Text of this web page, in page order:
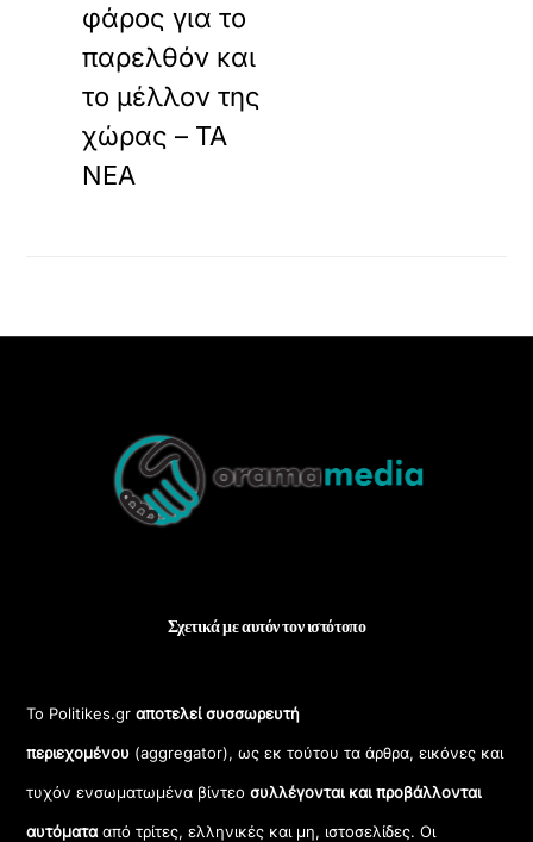
φάρος για το
παρελθόν και
το μέλλον της
χώρας – ΤΑ
ΝΕΑ
Top
Σχετικά με αυτόν τον ιστότοπο
Το Politikes.grαποτελεί συσσωρευτή
περιεχομένου (aggregator), ως εκ τούτου τα άρθρα, εικόνες και
τυχόν ενσωματωμένα βίντεοσυλλέγονται και προβάλλονται
αυτόματααπό τρίτες, ελληνικές και μη, ιστοσελίδες. Οι